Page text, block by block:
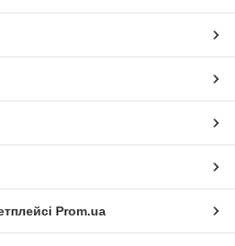
Prom.ua